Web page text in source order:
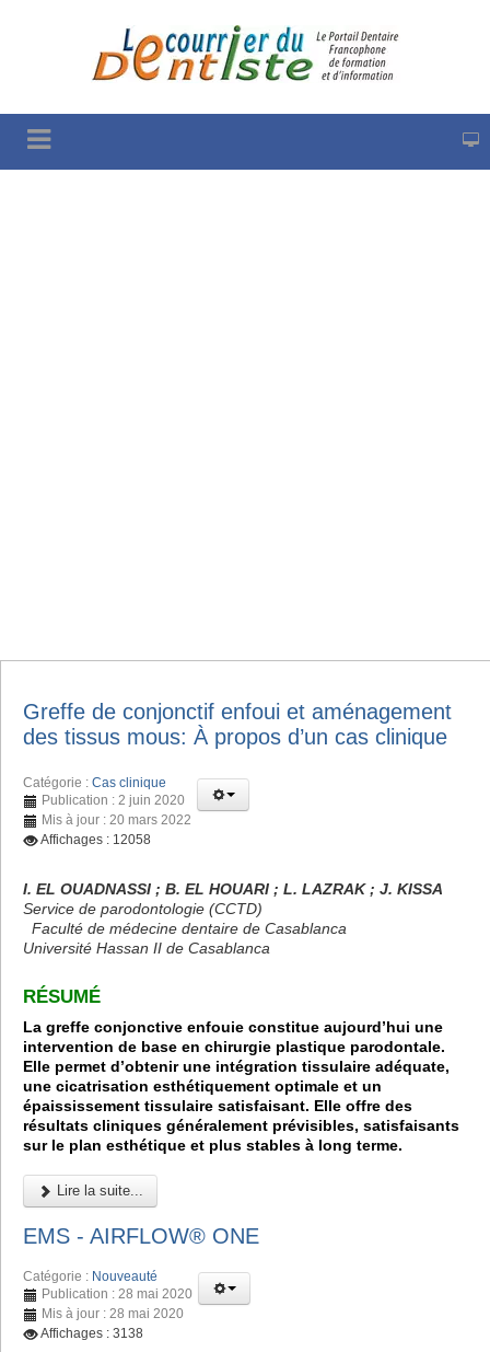
Greffe de conjonctif enfoui et aménagement
des tissus mous: À propos d’un cas clinique
Catégorie : Cas clinique
Publication : 2 juin 2020
Mis à jour : 20 mars 2022
Affichages : 12058
I. EL OUADNASSI ; B. EL HOUARI ; L. LAZRAK ; J. KISSA
Service de parodontologie (CCTD)
Faculté de médecine dentaire de Casablanca
Université Hassan II de Casablanca
RÉSUMÉ
La greffe conjonctive enfouie constitue aujourd’hui une
intervention de base en chirurgie plastique parodontale.
Elle permet d’obtenir une intégration tissulaire adéquate,
une cicatrisation esthétiquement optimale et un
épaississement tissulaire satisfaisant. Elle offre des
résultats cliniques généralement prévisibles, satisfaisants
sur le plan esthétique et plus stables à long terme.
Lire la suite...
EMS - AIRFLOW® ONE
Catégorie : Nouveauté
Publication : 28 mai 2020
Mis à jour : 28 mai 2020
Affichages : 3138